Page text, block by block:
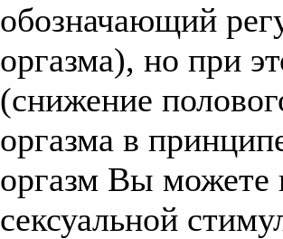
обозначающий
оргазма), но при
(снижение
оргазма в
оргазм Вы можете
сексуальной